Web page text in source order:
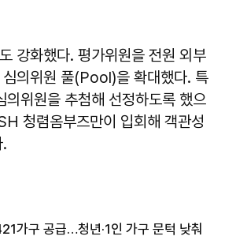
강화했다. 평가위원을 전원 외부
의위원 풀(Pool)을 확대했다. 특
의위원을 추첨해 선정하도록 했으
청렴옴부즈만이 입회해 객관성
가구 공급…청년·1인 가구 문턱 낮춰